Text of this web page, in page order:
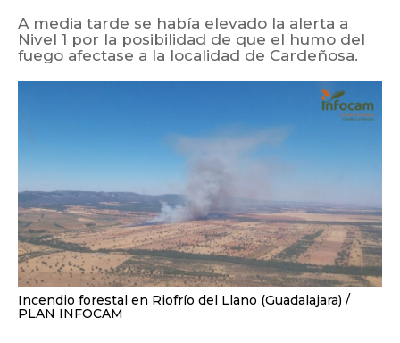
A media tarde se había elevado la alerta a
Nivel 1 por la posibilidad de que el humo del
fuego afectase a la localidad de Cardeñosa.
Incendio forestal en Riofrío del Llano (Guadalajara)
PLAN INFOCAM